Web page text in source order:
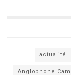
actualité
Anglophone